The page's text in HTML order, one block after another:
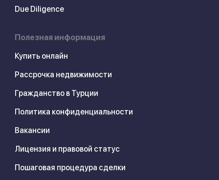
Due Diligence
Полезная информация
Купить онлайн
Рассрочка недвижимости
Гражданство в Турции
Политика конфиденциальности
Вакансии
Лицензия и правовой статус
Пошаговая процедура сделки